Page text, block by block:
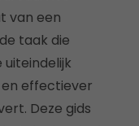
van een
taak die
uiteindelijk
effectiever
Deze gids